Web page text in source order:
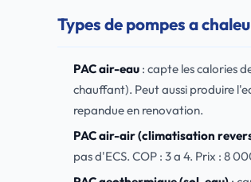
Types de pompes a
PAC air-eau: capte les calories
chauffant). Peut aussi produire
repandue en renovation.
PAC air-air (climatisation
pas d'ECS. COP : 3 a 4. Prix : 8